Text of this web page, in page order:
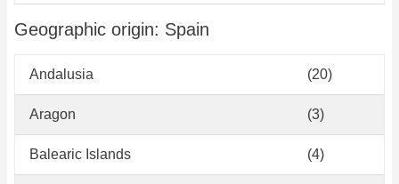
Geographic origin: Spain
Andalusia (20)
Aragon (3)
Balearic Islands (4)